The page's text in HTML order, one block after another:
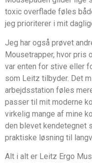
toxic overflade føles
jeg prioriterer i mit
Jeg har også prøvet
Mousetrapper, hvor pris
var enten for stive eller
som Leitz tilbyder. Det
arbejdsstation føles
passer til mit moderne
virkelig mange af mine
den blevet kendetegnet
praktiske løsning til
Alt i alt er Leitz Ergo